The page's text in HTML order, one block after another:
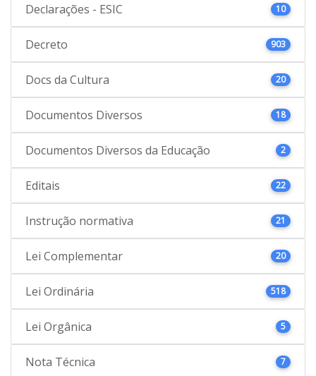
Declarações - ESIC 10
Decreto 903
Docs da Cultura 20
Documentos Diversos 18
Documentos Diversos da Educação 2
Editais 22
Instrução normativa 21
Lei Complementar 20
Lei Ordinária 518
Lei Orgânica 5
Nota Técnica 7